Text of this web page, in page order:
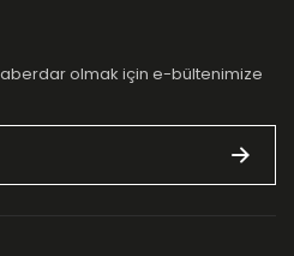
olmak için e-bültenimize